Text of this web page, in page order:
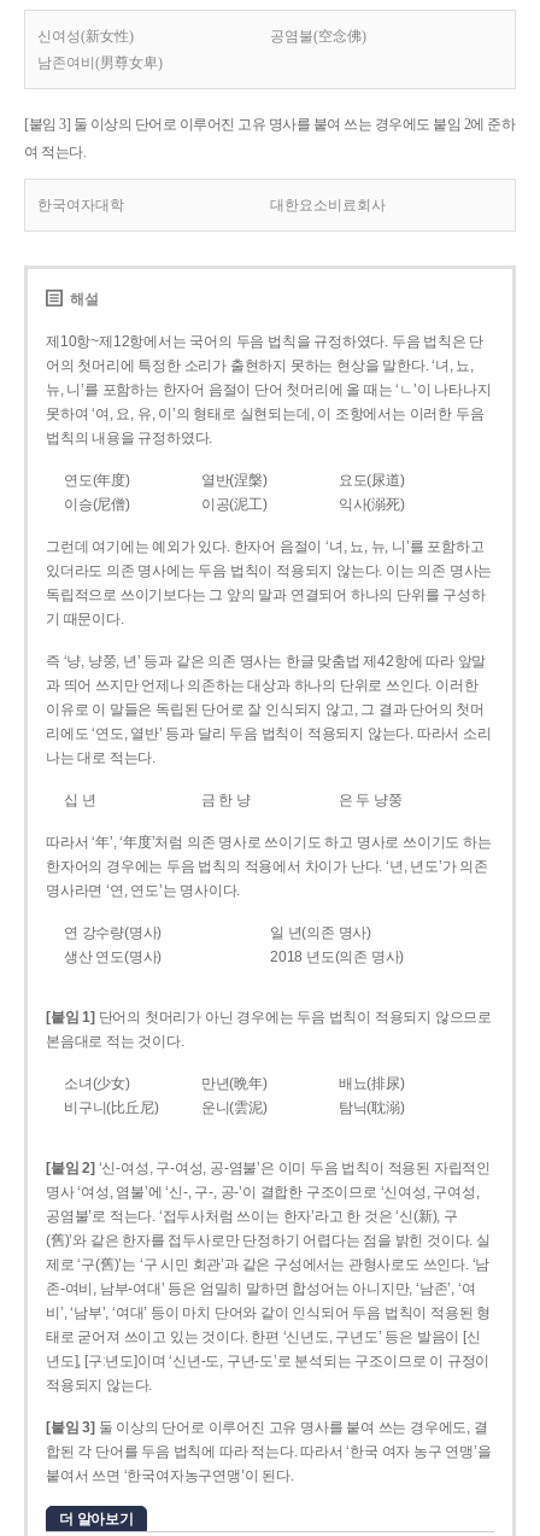
신여성(新女性)
공염불(空念佛)
남존여비(男尊女卑)
[붙임 3] 둘 이상의 단어로 이루어진 고유 명사를 붙여 쓰는 경우에도 붙임 2에 준하
여 적는다.
한국여자대학 대한요소비료회사
해설
제10항~제12항에서는 국어의 두음 법칙을 규정하였다. 두음 법칙은 단
어의 첫머리에 특정한 소리가 출현하지 못하는 현상을 말한다. ‘녀, 뇨,
뉴, 니’를 포함하는 한자어 음절이 단어 첫머리에 올 때는 ‘ㄴ’이 나타나지
못하여 ‘여, 요, 유, 이’의 형태로 실현되는데, 이 조항에서는 이러한 두음
법칙의 내용을 규정하였다.
연도(年度) 열반(涅槃)
요도(尿道)
이승(尼僧)
이공(泥工) 익사(溺死)
그런데 여기에는 예외가 있다. 한자어 음절이 ‘녀, 뇨, 뉴, 니’를 포함하고
있더라도 의존 명사에는 두음 법칙이 적용되지 않는다. 이는 의존 명사는
독립적으로 쓰이기보다는 그 앞의 말과 연결되어 하나의 단위를 구성하
기 때문이다.
즉 ‘냥, 냥쭝, 년’ 등과 같은 의존 명사는 한글 맞춤법 제42항에 따라 앞말
과 띄어 쓰지만 언제나 의존하는 대상과 하나의 단위로 쓰인다. 이러한
이유로 이 말들은 독립된 단어로 잘 인식되지 않고, 그 결과 단어의 첫머
리에도 ‘연도, 열반’ 등과 달리 두음 법칙이 적용되지 않는다. 따라서 소리
나는 대로 적는다.
십 년 금 한 냥 은 두 냥쭝
따라서 ‘年’, ‘年度’처럼 의존 명사로 쓰이기도 하고 명사로 쓰이기도 하는
한자어의 경우에는 두음 법칙의 적용에서 차이가 난다. ‘년, 년도’가 의존
명사라면 ‘연, 연도’는 명사이다.
연 강수량(명사)
일 년(의존 명사)
생산 연도(명사)
2018 년도(의존 명사)
[붙임 1] 단어의 첫머리가 아닌 경우에는 두음 법칙이 적용되지 않으므로
본음대로 적는 것이다.
소녀(少女) 만년(晩年)
배뇨(排尿)
비구니(比丘尼)
운니(雲泥) 탐닉(耽溺)
[붙임 2] ‘신-여성, 구-여성, 공-염불’은 이미 두음 법칙이 적용된 자립적인
명사 ‘여성, 염불’에 ‘신-, 구-, 공-’이 결합한 구조이므로 ‘신여성, 구여성,
공염불’로 적는다. ‘접두사처럼 쓰이는 한자’라고 한 것은 ‘신(新), 구
(舊)’와 같은 한자를 접두사로만 단정하기 어렵다는 점을 밝힌 것이다. 실
제로 ‘구(舊)’는 ‘구 시민 회관’과 같은 구성에서는 관형사로도 쓰인다. ‘남
존­-여비, 남부-­여대’ 등은 엄밀히 말하면 합성어는 아니지만, ‘남존’, ‘여
비’, ‘남부’, ‘여대’ 등이 마치 단어와 같이 인식되어 두음 법칙이 적용된 형
태로 굳어져 쓰이고 있는 것이다. 한편 ‘신년도, 구년도’ 등은 발음이 [신
년도], [구ː년도]이며 ‘신년­-도, 구년-­도’로 분석되는 구조이므로 이 규정이
적용되지 않는다.
[붙임 3] 둘 이상의 단어로 이루어진 고유 명사를 붙여 쓰는 경우에도, 결
합된 각 단어를 두음 법칙에 따라 적는다. 따라서 ‘한국 여자 농구 연맹’을
붙여서 쓰면 ‘한국여자농구연맹’이 된다.
더 알아보기